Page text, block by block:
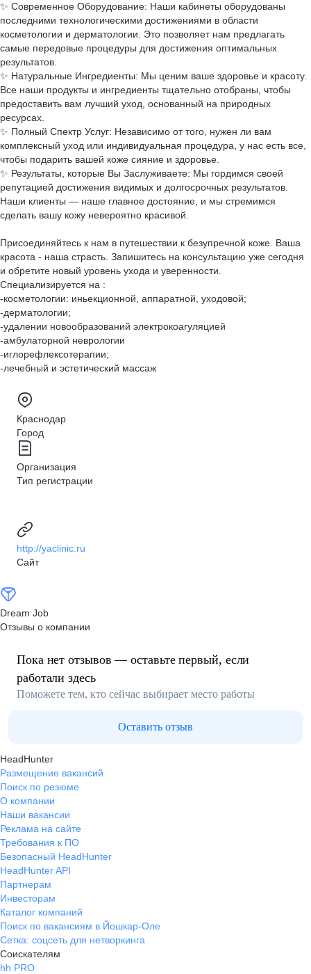
✨ Современное Оборудование: Наши кабинеты оборудованы
последними технологическими достижениями в области
косметологии и дерматологии. Это позволяет нам предлагать
самые передовые процедуры для достижения оптимальных
результатов.
✨ Натуральные Ингредиенты: Мы ценим ваше здоровье и красоту.
Все наши продукты и ингредиенты тщательно отобраны, чтобы
предоставить вам лучший уход, основанный на природных
ресурсах.
✨ Полный Спектр Услуг: Независимо от того, нужен ли вам
комплексный уход или индивидуальная процедура, у нас есть все,
чтобы подарить вашей коже сияние и здоровье.
✨ Результаты, которые Вы Заслуживаете: Мы гордимся своей
репутацией достижения видимых и долгосрочных результатов.
Наши клиенты — наше главное достояние, и мы стремимся
сделать вашу кожу невероятно красивой.
Присоединяйтесь к нам в путешествии к безупречной коже. Ваша
красота - наша страсть. Запишитесь на консультацию уже сегодня
и обретите новый уровень ухода и уверенности.
Специализируется на :
-косметологии: иньекционной, аппаратной, уходовой;
-дерматологии;
-удалении новообразований электрокоагуляцией
-амбулаторной неврологии
-иглорефлексотерапии;
-лечебный и эстетический массаж
Краснодар
Город
Организация
Тип регистрации
http://yaclinic.ru
Сайт
Dream Job
Отзывы о компании
Пока нет отзывов — оставьте первый, если
работали здесь
Поможете тем, кто сейчас выбирает место работы
Оставить отзыв
HeadHunter
Размещение вакансий
Поиск по резюме
О компании
Наши вакансии
Реклама на сайте
Требования к ПО
Безопасный HeadHunter
HeadHunter API
Партнерам
Инвесторам
Каталог компаний
Поиск по вакансиям в Йошкар-Оле
Сетка: соцсеть для нетворкинга
Соискателям
hh PRO